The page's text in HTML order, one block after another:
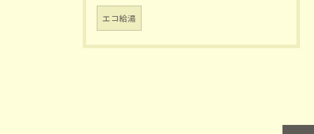
エコ給湯
お問い合わせはこちら